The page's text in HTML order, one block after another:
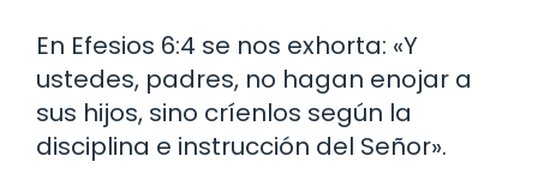
En Efesios 6:4 se nos exhorta: «Y
ustedes, padres, no hagan enojar a
sus hijos, sino críenlos según la
disciplina e instrucción del Señor».